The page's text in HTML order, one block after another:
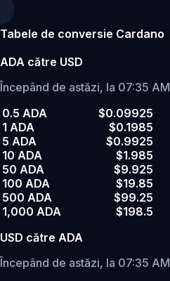
Tabele de conversie Cardano
ADA către USD
Începând de astăzi, la 07:35 AM
0.5 ADA
$0.09925
1 ADA
$0.1985
5 ADA
$0.9925
10 ADA
$1.985
50 ADA
$9.925
100 ADA
$19.85
500 ADA
$99.25
1,000 ADA
$198.5
USD către ADA
Începând de astăzi, la 07:35 AM